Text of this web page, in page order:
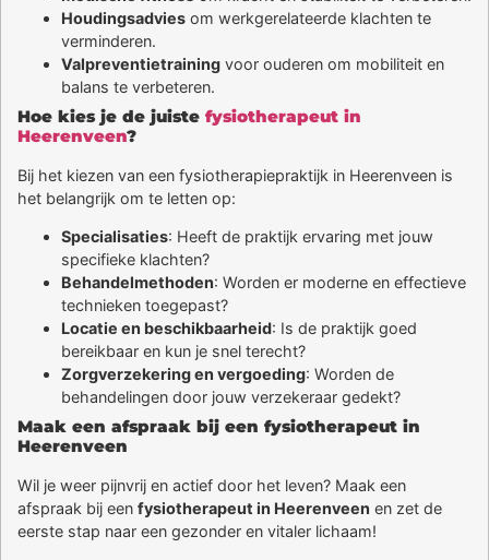
Houdingsadvies om werkgerelateerde klachten te
verminderen.
Valpreventietraining voor ouderen om mobiliteit en
balans te verbeteren.
Hoe kies je de juiste fysiotherapeut in
Heerenveen?
Bij het kiezen van een fysiotherapiepraktijk in Heerenveen is
het belangrijk om te letten op:
Specialisaties: Heeft de praktijk ervaring met jouw
specifieke klachten?
Behandelmethoden: Worden er moderne en effectieve
technieken toegepast?
Locatie en beschikbaarheid: Is de praktijk goed
bereikbaar en kun je snel terecht?
Zorgverzekering en vergoeding: Worden de
behandelingen door jouw verzekeraar gedekt?
Maak een afspraak bij een fysiotherapeut in
Heerenveen
Wil je weer pijnvrij en actief door het leven? Maak een
afspraak bij een fysiotherapeut in Heerenveen en zet de
eerste stap naar een gezonder en vitaler lichaam!